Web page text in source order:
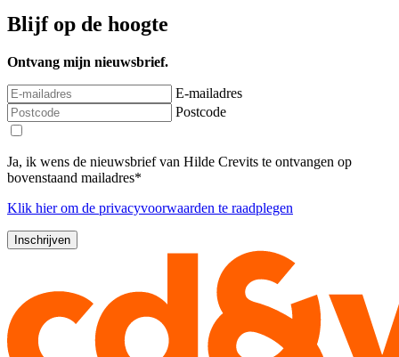
Blijf op de hoogte
Ontvang mijn nieuwsbrief.
E-mailadres
Postcode
Ja, ik wens de nieuwsbrief van Hilde Crevits te ontvangen op
bovenstaand mailadres*
Klik hierom de privacyvoorwaarden te raadplegen